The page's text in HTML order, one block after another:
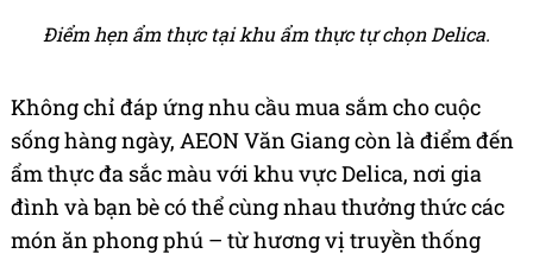
Điểm hẹn ẩm thực tại khu ẩm thực tự chọn Delica.
Không chỉ đáp ứng nhu cầu mua sắm cho cuộc
sống hàng ngày, AEON Văn Giang còn là điểm đến
ẩm thực đa sắc màu với khu vực Delica, nơi gia
đình và bạn bè có thể cùng nhau thưởng thức các
món ăn phong phú – từ hương vị truyền thống